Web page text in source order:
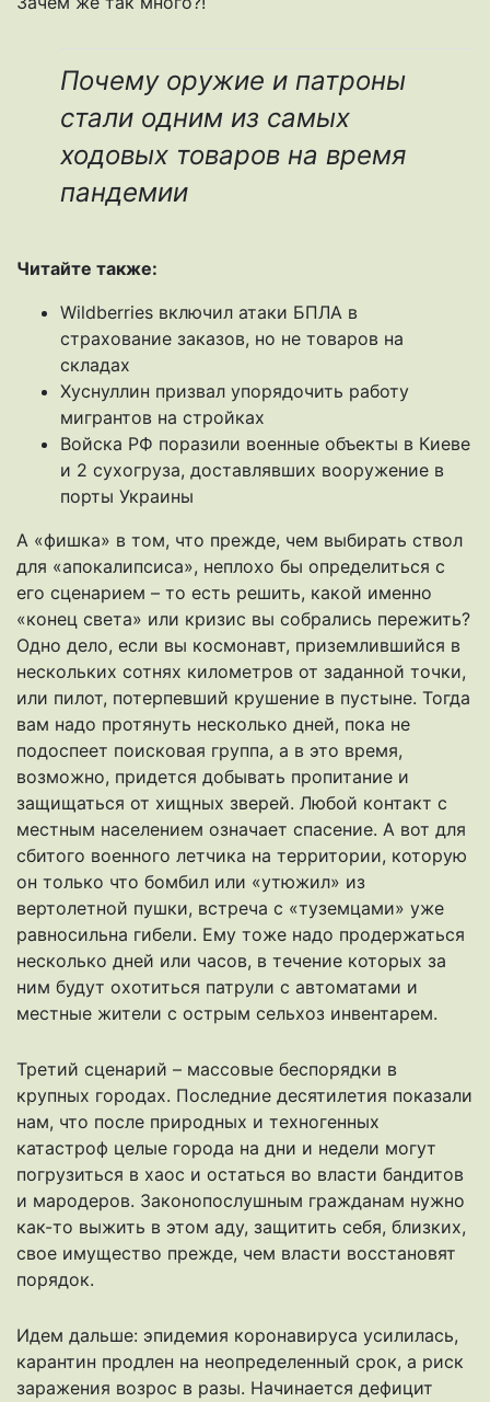
Почему оружие и патроны
стали одним из самых
ходовых товаров на время
пандемии
Читайте также:
Wildberries включил атаки БПЛА в
страхование заказов, но не товаров на
складах
Хуснуллин призвал упорядочить работу
мигрантов на стройках
Войска РФ поразили военные объекты в Киеве
и 2 сухогруза, доставлявших вооружение в
порты Украины
А «фишка» в том, что прежде, чем выбирать ствол
для «апокалипсиса», неплохо бы определиться с
его сценарием – то есть решить, какой именно
«конец света» или кризис вы собрались пережить?
Одно дело, если вы космонавт, приземлившийся в
нескольких сотнях километров от заданной точки,
или пилот, потерпевший крушение в пустыне. Тогда
вам надо протянуть несколько дней, пока не
подоспеет поисковая группа, а в это время,
возможно, придется добывать пропитание и
защищаться от хищных зверей. Любой контакт с
местным населением означает спасение. А вот для
сбитого военного летчика на территории, которую
он только что бомбил или «утюжил» из
вертолетной пушки, встреча с «туземцами» уже
равносильна гибели. Ему тоже надо продержаться
несколько дней или часов, в течение которых за
ним будут охотиться патрули с автоматами и
местные жители с острым сельхоз инвентарем.
Третий сценарий – массовые беспорядки в
крупных городах. Последние десятилетия показали
нам, что после природных и техногенных
катастроф целые города на дни и недели могут
погрузиться в хаос и остаться во власти бандитов
и мародеров. Законопослушным гражданам нужно
как-то выжить в этом аду, защитить себя, близких,
свое имущество прежде, чем власти восстановят
порядок.
Идем дальше: эпидемия коронавируса усилилась,
карантин продлен на неопределенный срок, а риск
заражения возрос в разы. Начинается дефицит